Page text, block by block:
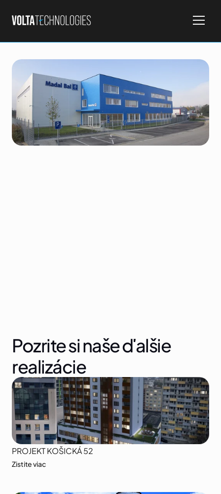
Silnoprúd
Slaboprúd
Tunelová technológia
Fotovoltika
Výroba NN rozvádzačov
Servis
Pozrite si naše ďalšie
realizácie
PROJEKT KOŠICKÁ 52
Zistite viac